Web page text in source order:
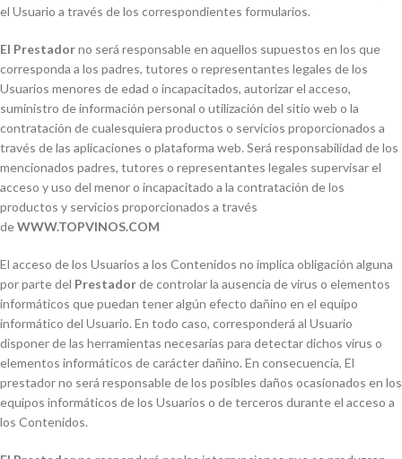
el Usuario a través de los correspondientes formularios.
El Prestadorno será responsable en aquellos supuestos en los que
corresponda a los padres, tutores o representantes legales de los
Usuarios menores de edad o incapacitados, autorizar el acceso,
suministro de información personal o utilización del sitio web o la
contratación de cualesquiera productos o servicios proporcionados a
través de las aplicaciones o plataforma web. Será responsabilidad de los
mencionados padres, tutores o representantes legales supervisar el
acceso y uso del menor o incapacitado a la contratación de los
productos y servicios proporcionados a través
deWWW.TOPVINOS.COM
El acceso de los Usuarios a los Contenidos no implica obligación alguna
por parte del Prestadorde controlar la ausencia de virus o elementos
informáticos que puedan tener algún efecto dañino en el equipo
informático del Usuario. En todo caso, corresponderá al Usuario
disponer de las herramientas necesarias para detectar dichos virus o
elementos informáticos de carácter dañino. En consecuencia, El
prestador no será responsable de los posibles daños ocasionados en los
equipos informáticos de los Usuarios o de terceros durante el acceso a
los Contenidos.